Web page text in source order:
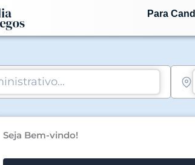
Para
Seja Bem-vindo!